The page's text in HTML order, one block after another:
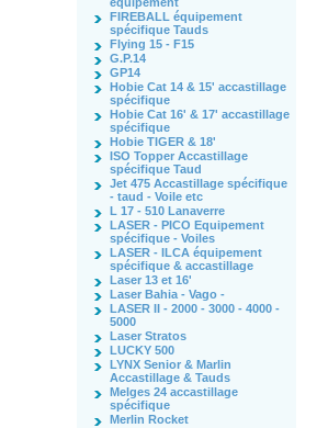
FIREBALL équipement
spécifique Tauds
Flying 15 - F15
G.P.14
GP14
Hobie Cat 14 & 15' accastillage
spécifique
Hobie Cat 16' & 17' accastillage
spécifique
Hobie TIGER & 18'
ISO Topper Accastillage
spécifique Taud
Jet 475 Accastillage spécifique
- taud - Voile etc
L 17 - 510 Lanaverre
LASER - PICO Equipement
spécifique - Voiles
LASER - ILCA équipement
spécifique & accastillage
Laser 13 et 16'
Laser Bahia - Vago -
LASER II - 2000 - 3000 - 4000 -
5000
Laser Stratos
LUCKY 500
LYNX Senior & Marlin
Accastillage & Tauds
Melges 24 accastillage
spécifique
Merlin Rocket